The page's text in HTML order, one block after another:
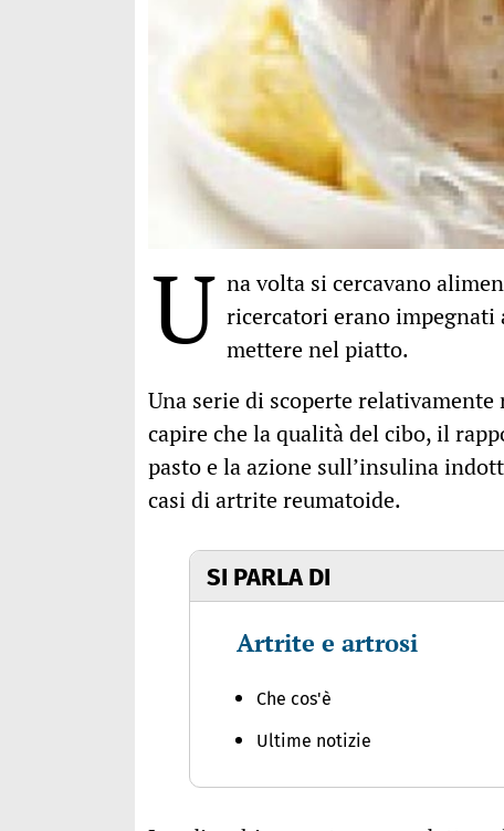
U na volta si cercavano
ricercatori erano impegnati
mettere nel piatto.
Una serie di scoperte
capire che la qualità del cibo, il
pasto e la azione sull’insulina
casi di artrite reumatoide.
SI PARLA DI
Artrite e artrosi
Che cos'è
Ultime notizie